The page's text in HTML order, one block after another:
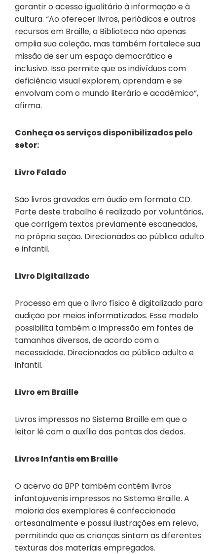
garantir o acesso igualitário à informação e à
cultura. “Ao oferecer livros, periódicos e outros
recursos em Braille, a Biblioteca não apenas
amplia sua coleção, mas também fortalece sua
missão de ser um espaço democrático e
inclusivo. Isso permite que os indivíduos com
deficiência visual explorem, aprendam e se
envolvam com o mundo literário e acadêmico”,
afirma.
Conheça os serviços disponibilizados pelo
setor:
Livro Falado
São livros gravados em áudio em formato CD.
Parte deste trabalho é realizado por voluntários,
que corrigem textos previamente escaneados,
na própria seção. Direcionados ao público adulto
e infantil.
Livro Digitalizado
Processo em que o livro físico é digitalizado para
audição por meios informatizados. Esse modelo
possibilita também a impressão em fontes de
tamanhos diversos, de acordo com a
necessidade. Direcionados ao público adulto e
infantil.
Livro em Braille
Livros impressos no Sistema Braille em que o
leitor lê com o auxílio das pontas dos dedos.
Livros Infantis em Braille
O acervo da BPP também contém livros
infantojuvenis impressos no Sistema Braille. A
maioria dos exemplares é confeccionada
artesanalmente e possui ilustrações em relevo,
permitindo que as crianças sintam as diferentes
texturas dos materiais empregados.